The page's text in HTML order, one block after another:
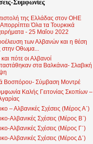
Συμφωνίες
της Ελλάδας στον ΟΗΕ
Όλα τα Τουρκικά
- 25 Μαΐου 2022
των Αλβανών και η θέση
στην Οθωμα...
πότε οι Αλβανοί
στα Βαλκάνια- Σλαβική
Βοσπόρου- Σύμβαση Μοντρέ
Καλής Γειτονίας Σκοπίων –
– Αλβανικές Σχέσεις (Mέρος Α΄)
Αλβανικές Σχέσεις (Μέρος Β΄)
Αλβανικές Σχέσεις (Μέρος Γ΄)
Αλβανικές Σχέσεις (Μέρος Δ΄)